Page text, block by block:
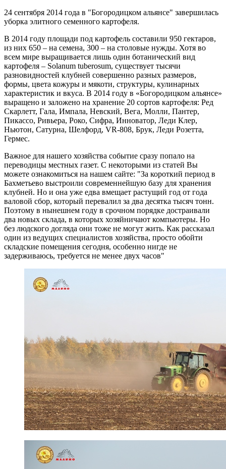
24 сентября 2014 года в "Богородицком альянсе" завершилась
уборка элитного семенного картофеля.
В 2014 году площади под картофель составили 950 гектаров,
из них 650 – на семена, 300 – на столовые нужды. Хотя во
всем мире выращивается лишь один ботанический вид
картофеля – Solanum tuberosum, существует тысячи
разновидностей клубней совершенно разных размеров,
формы, цвета кожуры и мякоти, структуры, кулинарных
характеристик и вкуса. В 2014 году в «Богородицком альянсе»
выращено и заложено на хранение 20 сортов картофеля: Ред
Скарлетт, Гала, Импала, Невский, Вега, Молли, Пантер,
Пикассо, Ривьера, Роко, Сифра, Инноватор, Леди Клер,
Ньютон, Сатурна, Шелфорд, VR-808, Брук, Леди Розетта,
Гермес.
Важное для нашего хозяйства событие сразу попало на
переводицы местных газет. С некоторыми из статей Вы
можете ознакомиться на нашем сайте: "За короткий период в
Бахметьево выстроили современнейшую базу для хранения
клубней. Но и она уже едва вмещает растущий год от года
валовой сбор, который перевалил за два десятка тысяч тонн.
Поэтому в нынешнем году в срочном порядке достраивали
два новых склада, в которых хозяйничают компьютеры. Но
без людского догляда они тоже не могут жить. Как рассказал
один из ведущих специалистов хозяйства, просто обойти
складские помещения сегодня, особенно нигде не
задерживаюсь, требуется не менее двух часов"